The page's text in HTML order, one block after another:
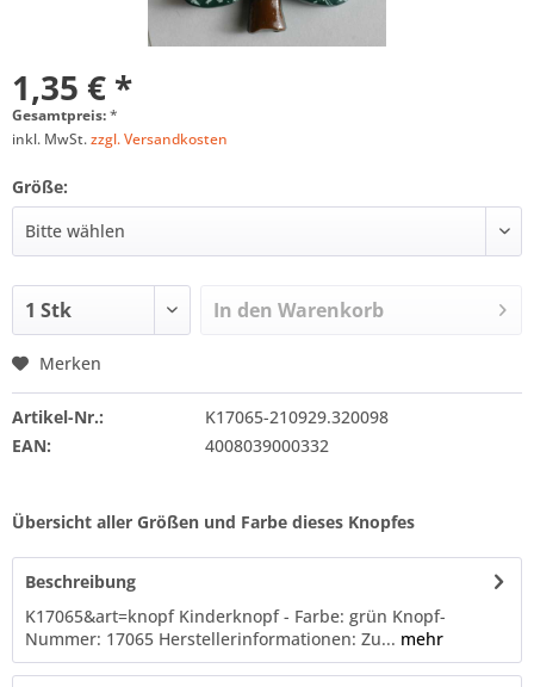
1,35 € *
Gesamtpreis:*
inkl. MwSt.zzgl. Versandkosten
Größe:
In den Warenkorb
Merken
Artikel-Nr.:
K17065-210929.320098
EAN:
4008039000332
Übersicht aller Größen und Farbe dieses Knopfes
Beschreibung
K17065&art=knopf Kinderknopf - Farbe: grün Knopf-
Nummer: 17065 Herstellerinformationen: Zu... mehr